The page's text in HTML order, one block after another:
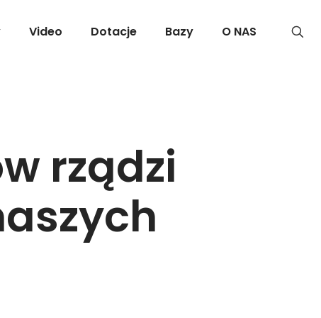
Video Dotacje Bazy O NAS
rządzi